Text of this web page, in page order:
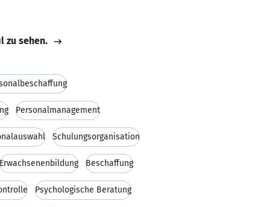
zu sehen.
Personalmanagement
Schulungsorganisation
Erwachsenenbildung Beschaffung
Psychologische Beratung